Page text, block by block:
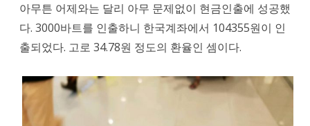
아무튼 어제와는 달리 아무 문제없이 현금인출에 성공했
다. 3000바트를 인출하니 한국계좌에서 104355원이 인
출되었다. 고로 34.78원 정도의 환율인 셈이다.